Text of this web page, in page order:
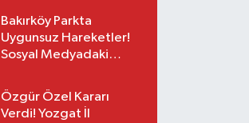
Bakırköy Parkta
Uygunsuz Hareketler!
Sosyal Medyadaki
Gözaltı
Özgür Özel Kararı
Verdi! Yozgat İl